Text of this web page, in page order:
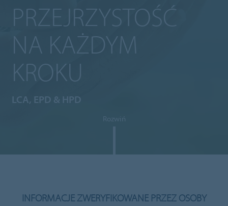
PRZEJRZYSTOŚĆ
NA KAŻDYM
KROKU
LCA, EPD & HPD
Rozwiń
INFORMACJE ZWERYFIKOWANE PRZEZ OSOBY